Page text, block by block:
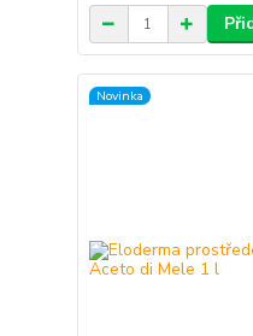
Novinka